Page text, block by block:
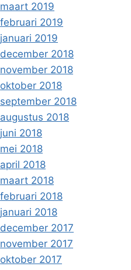
maart 2019
februari 2019
januari 2019
december 2018
november 2018
oktober 2018
september 2018
augustus 2018
juni 2018
mei 2018
april 2018
maart 2018
februari 2018
januari 2018
december 2017
november 2017
oktober 2017